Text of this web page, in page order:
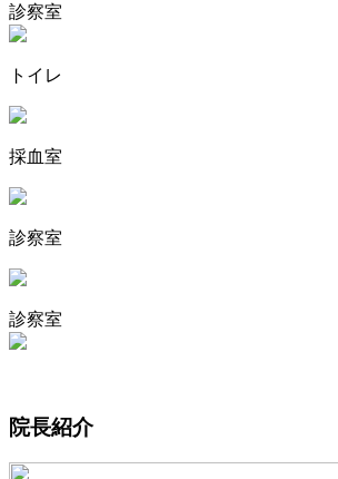
診察室
トイレ
採血室
診察室
診察室
院長紹介